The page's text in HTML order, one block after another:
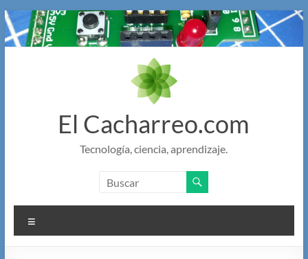
Saltar
al
contenido
El Cacharreo.com
Tecnología, ciencia, aprendizaje.